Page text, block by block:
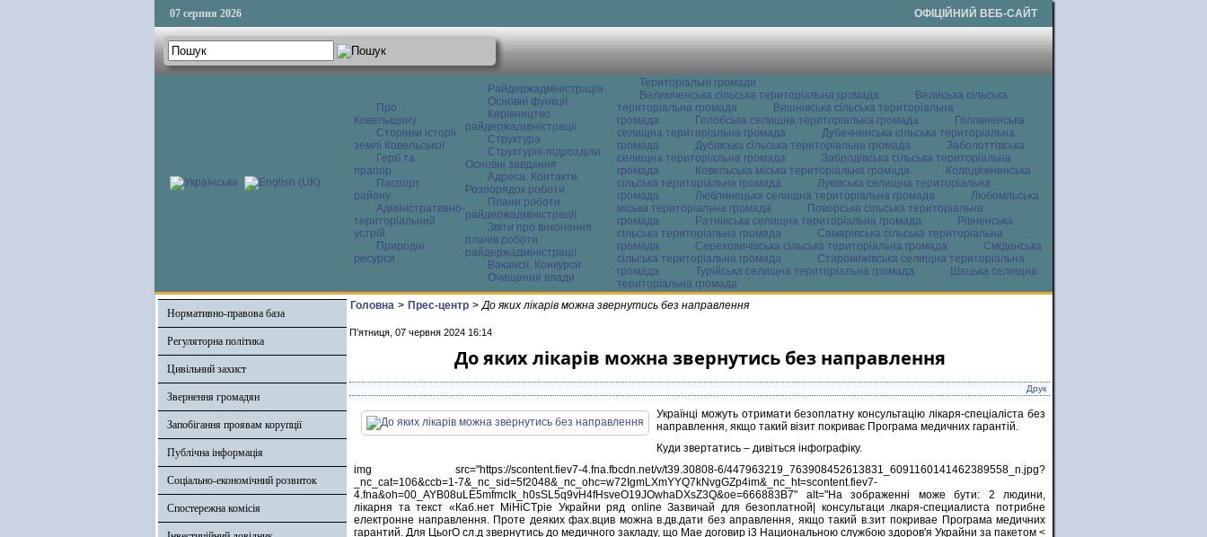
07 серпня 2026 ОФІЦІЙНИЙ ВЕБ-САЙТ
Про
Ковельщину
Сторінки історії
землі Ковельської
Герб та
прапор
Паспорт
району
Адміністративно-
територіальний
устрій
Природні
ресурси
Райдержадміністрація
Основні функції
Керівництво
райдержадміністрації
Структура
Структурні підрозділи.
Основні завдання
Адреса. Контакти.
Розпорядок роботи
Плани роботи
райдержадміністрації
Звіти про виконання
планів роботи
райдержадміністрації
Вакансії. Конкурси
Очищення влади
Територіальні громади
Велимченська сільська територіальна громада
Велицька сільська
територіальна громада
Вишнівська сільська територіальна
громада
Голобська селищна територіальна громада
Головненська
селищна територіальна громада
Дубечненська сільська територіальна
громада
Дубівська сільська територіальна громада
Заболоттівська
селищна територіальна громада
Забродівська сільська територіальна
громада
Ковельська міська територіальна громада
Колодяжненська
сільська територіальна громада
Луківська селищна територіальна
громада
Люблинецька селищна територіальна громада
Любомльська
міська територіальна громада
Поворська сільська територіальна
громада
Ратнівська селищна територіальна громада
Рівненська
сільська територіальна громада
Самарівська сільська територіальна
громада
Сереховичівська сільська територіальна громада
Смідинська
сільська територіальна громада
Старовижівська селищна територіальна
громада
Турійська селищна територіальна громада
Шацька селищна
територіальна громада
Нормативно-правова база
Регуляторна політика
Цивільний захист
Звернення громадян
Запобігання проявам корупції
Публічна інформація
Соціально-економічний розвиток
Спостережна комісія
Головна > Прес-центр > До яких лікарів можна звернутись без направлення
П'ятниця, 07 червня 2024 16:14
До яких лікарів можна звернутись без направлення
Друк
Українці можуть отримати безоплатну консультацію лікаря-спеціаліста без
направлення, якщо такий візит покриває Програма медичних гарантій.
Куди звертатись – дивіться інфографіку.
img src="https://scontent.fiev7-4.fna.fbcdn.net/v/t39.30808-6/447963219_763908452613831_6091160141462389558_n.jpg?
_nc_cat=106&ccb=1-7&_nc_sid=5f2048&_nc_ohc=w72IgmLXmYYQ7kNvgGZp4im&_nc_ht=scontent.fiev7-
4.fna&oh=00_AYB08uLE5mfmcIk_h0sSL5q9vH4fHsveO19JOwhaDXsZ3Q&oe=666883B7" alt="На зображенні може бути: 2 людини,
лікарня та текст «Каб.нет MiHiCTpie Украйни ряд online Зазвичай для безоплатной| консультаци лкаря-специалиста потрибне
електронне направлення. Проте деяких фах.вцив можна в.дв.дати без аправлення, якщо такий в.зит покривае Програма медичних
гарантий. Для ЦьогО сл.д звернутись до медичного закладу, що Mae договир i3 Национальною службою здоров'я Украйни за пакетом <